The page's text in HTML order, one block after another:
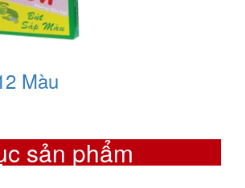
Màu
sản phẩm